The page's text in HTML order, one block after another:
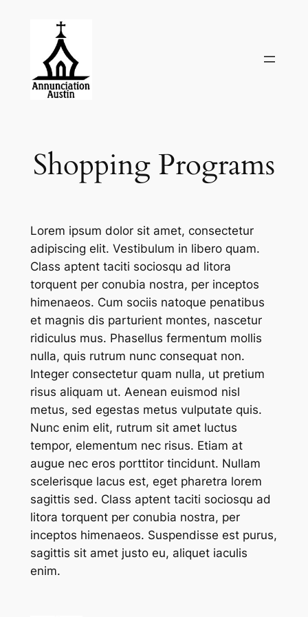
Shopping Programs
Lorem ipsum dolor sit amet, consectetur
adipiscing elit. Vestibulum in libero quam.
Class aptent taciti sociosqu ad litora
torquent per conubia nostra, per inceptos
himenaeos. Cum sociis natoque penatibus
et magnis dis parturient montes, nascetur
ridiculus mus. Phasellus fermentum mollis
nulla, quis rutrum nunc consequat non.
Integer consectetur quam nulla, ut pretium
risus aliquam ut. Aenean euismod nisl
metus, sed egestas metus vulputate quis.
Nunc enim elit, rutrum sit amet luctus
tempor, elementum nec risus. Etiam at
augue nec eros porttitor tincidunt. Nullam
scelerisque lacus est, eget pharetra lorem
sagittis sed. Class aptent taciti sociosqu ad
litora torquent per conubia nostra, per
inceptos himenaeos. Suspendisse est purus,
sagittis sit amet justo eu, aliquet iaculis
enim.